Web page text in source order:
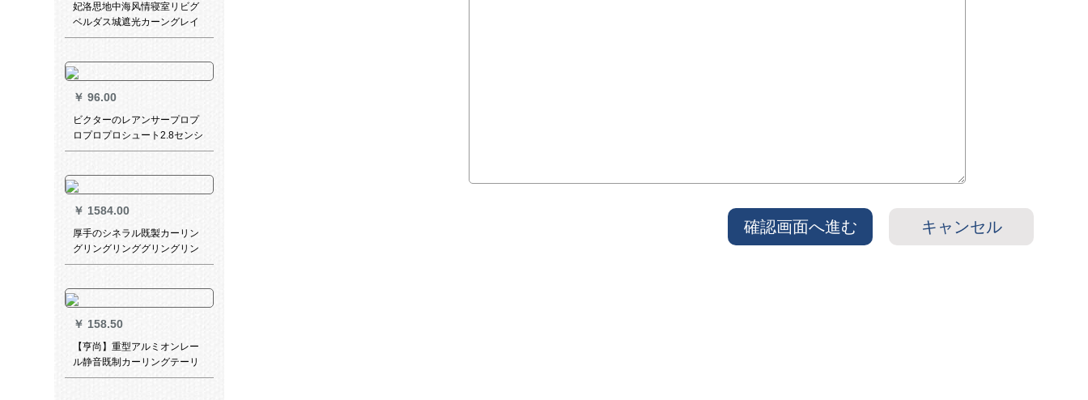
妃洛思地中海风情寝室リビグ
ベルダス城遮光カーングレイ
ン
￥ 96.00
ビクターのレアンサープロプ
ロプロプロシュート2.8センシ
ング径管用
￥ 1584.00
厚手のシネラル既製カーリン
グリングリンググリングリン
モダリン遮光布の掃き出し窓
センセンセンセンテーテーテ
ージン寝室リビグ浅いアイブ
ルー毎米の価格
￥ 158.50
【亨尚】重型アルミオンレー
ル静音既制カーリングテーリ
ングルームカーリング室カー
キャンセル
確認画面へ進む